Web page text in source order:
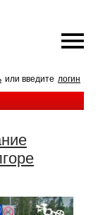
или введите логин